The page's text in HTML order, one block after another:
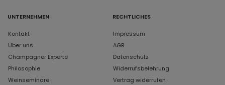
UNTERNEHMEN
Kontakt
Über uns
Champagner Experte
Philosophie
Weinseminare
RECHTLICHES
Impressum
AGB
Datenschutz
Widerrufsbelehrung
Vertrag widerrufen